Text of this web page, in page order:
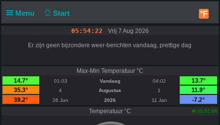
Menu Start °F
05:54:22 Vrij 7 Aug 2026
Er zijn geen bijzondere weer-berichten vandaag, prettige dag
Max-Min Temperatuur °C
14.7°
01:03 Vandaag 04:02
13.7°
35.3°
4 Augustus 1
11.9°
39.2°
26 Jun 2026 11 Jan
-7.2°
Temperatuur °C
05:52:00